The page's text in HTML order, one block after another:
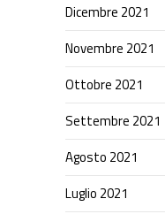
Dicembre 2021
Novembre 2021
Ottobre 2021
Settembre 2021
Agosto 2021
Luglio 2021